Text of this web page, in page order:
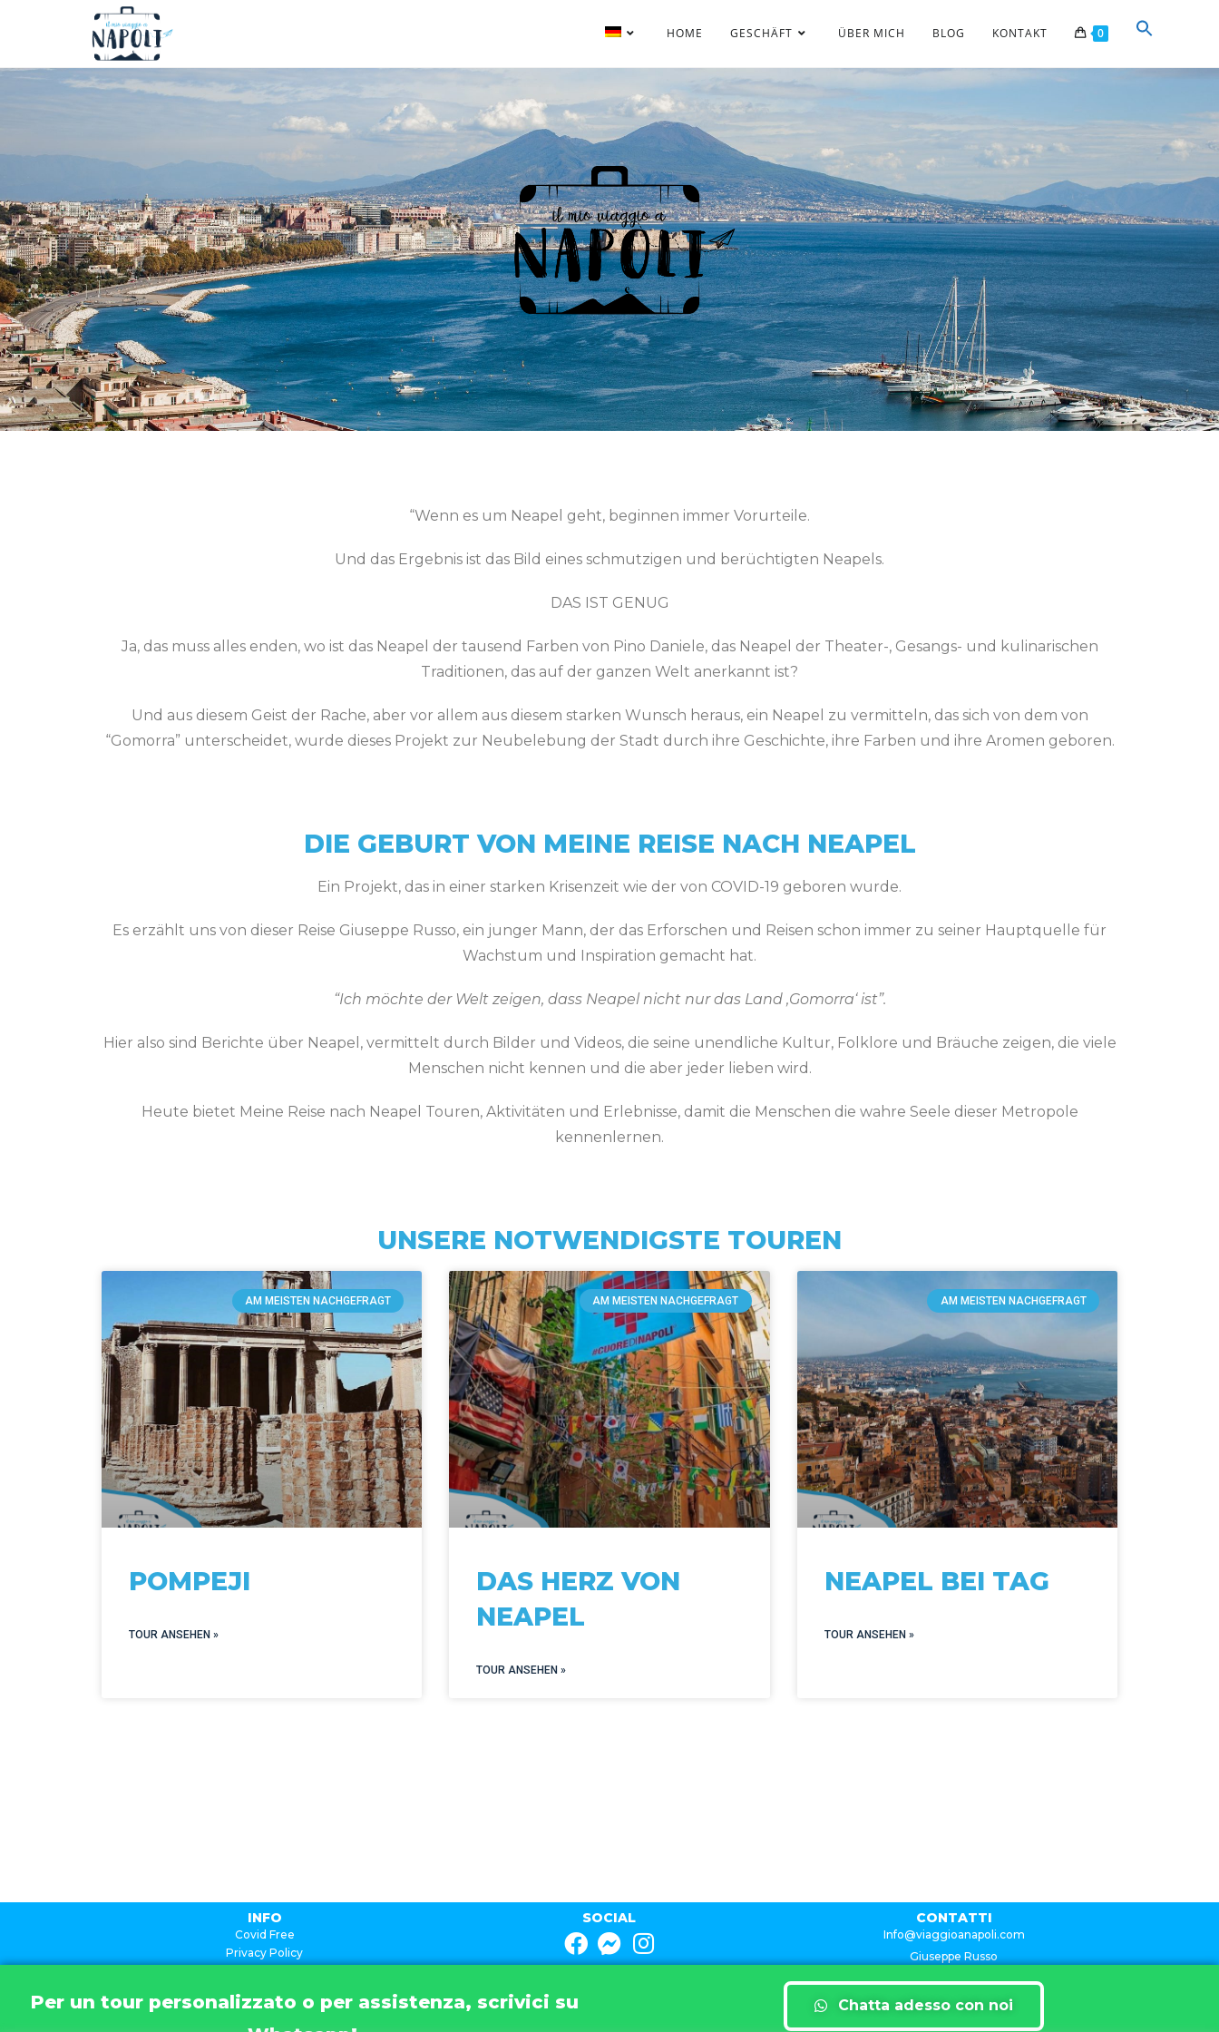
HOME GESCHÄFT ÜBER MICH BLOG KONTAKT 0
“Wenn es um Neapel geht, beginnen immer Vorurteile.
Und das Ergebnis ist das Bild eines schmutzigen und berüchtigten Neapels.
DAS IST GENUG
Ja, das muss alles enden, wo ist das Neapel der tausend Farben von Pino Daniele, das Neapel der Theater-, Gesangs- und kulinarischen
Traditionen, das auf der ganzen Welt anerkannt ist?
Und aus diesem Geist der Rache, aber vor allem aus diesem starken Wunsch heraus, ein Neapel zu vermitteln, das sich von dem von
“Gomorra” unterscheidet, wurde dieses Projekt zur Neubelebung der Stadt durch ihre Geschichte, ihre Farben und ihre Aromen geboren.
DIE GEBURT VON MEINE REISE NACH NEAPEL
Ein Projekt, das in einer starken Krisenzeit wie der von COVID-19 geboren wurde.
Es erzählt uns von dieser Reise Giuseppe Russo, ein junger Mann, der das Erforschen und Reisen schon immer zu seiner Hauptquelle für
Wachstum und Inspiration gemacht hat.
“Ich möchte der Welt zeigen, dass Neapel nicht nur das Land ‚Gomorra‘ ist”.
Hier also sind Berichte über Neapel, vermittelt durch Bilder und Videos, die seine unendliche Kultur, Folklore und Bräuche zeigen, die viele
Menschen nicht kennen und die aber jeder lieben wird.
Heute bietet Meine Reise nach Neapel Touren, Aktivitäten und Erlebnisse, damit die Menschen die wahre Seele dieser Metropole
kennenlernen.
UNSERE NOTWENDIGSTE TOUREN
AM MEISTEN NACHGEFRAGT
POMPEJI
TOUR ANSEHEN »
AM MEISTEN NACHGEFRAGT
DAS HERZ VON
NEAPEL
TOUR ANSEHEN »
AM MEISTEN NACHGEFRAGT
NEAPEL BEI TAG
TOUR ANSEHEN »
Per un tour personalizzato o per assistenza, scrivici su
Chatta adesso con noi
INFO
Covid Free
Privacy Policy
SOCIAL CONTATTI
Info@viaggioanapoli.com
Giuseppe Russo